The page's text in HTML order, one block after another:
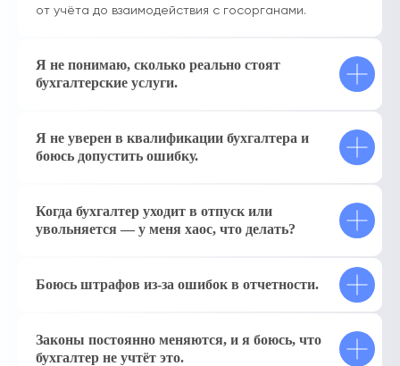
от учёта до взаимодействия с госорганами.
Я не понимаю, сколько реально стоят
бухгалтерские услуги.
Я не уверен в квалификации бухгалтера и
боюсь допустить ошибку.
Когда бухгалтер уходит в отпуск или
увольняется — у меня хаос, что делать?
Боюсь штрафов из-за ошибок в отчетности.
Законы постоянно меняются, и я боюсь, что
бухгалтер не учтёт это.